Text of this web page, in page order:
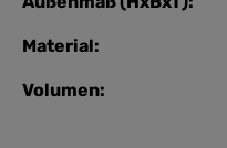
Material:
Volumen: